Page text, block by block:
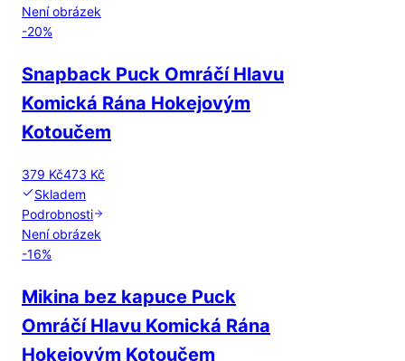
Není obrázek
-20%
Snapback Puck Omráčí Hlavu
Komická Rána Hokejovým
Kotoučem
379 Kč473 Kč
Skladem
Podrobnosti
Není obrázek
-16%
Mikina bez kapuce Puck
Omráčí Hlavu Komická Rána
Hokejovým Kotoučem